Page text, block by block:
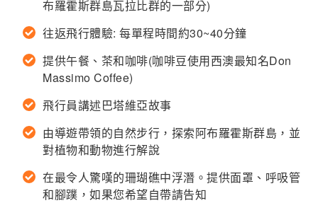
布羅霍斯群島瓦拉比群的一部分)
往返飛行體驗: 每單程時間約30~40分鐘
提供午餐、茶和咖啡(咖啡豆使用西澳最知名Don
Massimo Coffee)
飛行員講述巴塔維亞故事
由導遊帶領的自然步行，探索阿布羅霍斯群島，並
對植物和動物進行解說
在最令人驚嘆的珊瑚礁中浮潛。提供面罩、呼吸管
和腳蹼，如果您希望自帶請告知